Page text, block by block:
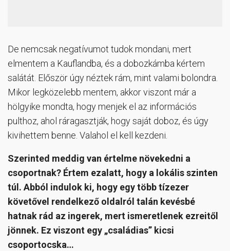
De nemcsak negatívumot tudok mondani, mert
elmentem a Kauflandba, és a dobozkámba kértem
salátát. Először úgy néztek rám, mint valami bolondra.
Mikor legközelebb mentem, akkor viszont már a
hölgyike mondta, hogy menjek el az információs
pulthoz, ahol ráragasztják, hogy saját doboz, és úgy
kivihettem benne. Valahol el kell kezdeni.
Szerinted meddig van értelme növekedni a
csoportnak? Értem ezalatt, hogy a lokális szinten
túl. Abból indulok ki, hogy egy több tízezer
követővel rendelkező oldalról talán kevésbé
hatnak rád az ingerek, mert ismeretlenek ezreitől
jönnek. Ez viszont egy „családias” kicsi
csoportocska…